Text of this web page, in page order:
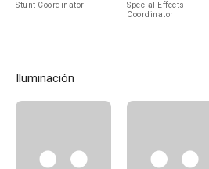
Stunt Coordinator
Special Effects
Coordinator
Iluminación